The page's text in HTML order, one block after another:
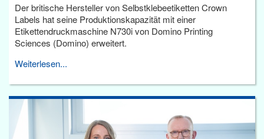
Der britische Hersteller von Selbstklebeetiketten Crown
Labels hat seine Produktionskapazität mit einer
Etikettendruckmaschine N730i von Domino Printing
Sciences (Domino) erweitert.
Weiterlesen...